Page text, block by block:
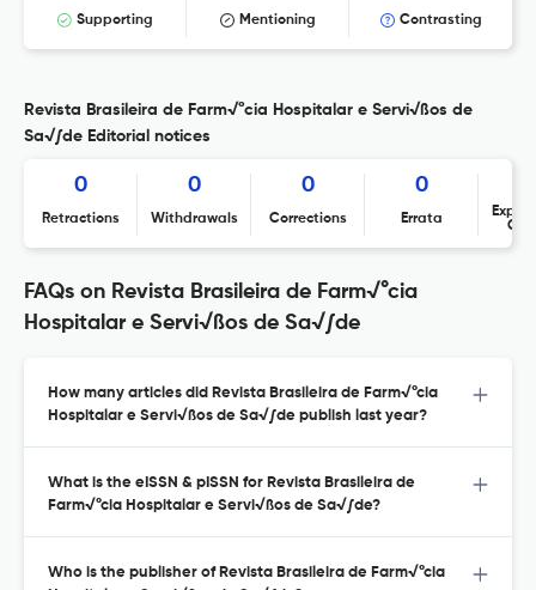
Supporting Mentioning Contrasting
Revista Brasileira de Farm√°cia Hospitalar e Servi√ßos de
Sa√∫de Editorial notices
0
Retractions
0
Withdrawals
0
Corrections
0
Errata
FAQs on Revista Brasileira de Farm√°cia
Hospitalar e Servi√ßos de Sa√∫de
How many articles did Revista Brasileira de Farm√°cia
Hospitalar e Servi√ßos de Sa√∫de publish last year?
What is the eISSN & pISSN for Revista Brasileira de
Farm√°cia Hospitalar e Servi√ßos de Sa√∫de?
Who is the publisher of Revista Brasileira de Farm√°cia